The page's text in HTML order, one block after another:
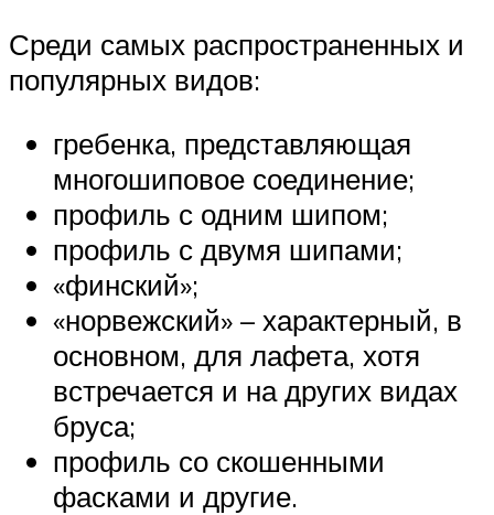
Среди самых распространенных и
популярных видов:
гребенка, представляющая
многошиповое соединение;
профиль с одним шипом;
профиль с двумя шипами;
«финский»;
«норвежский» – характерный, в
основном, для лафета, хотя
встречается и на других видах
бруса;
профиль со скошенными
фасками и другие.